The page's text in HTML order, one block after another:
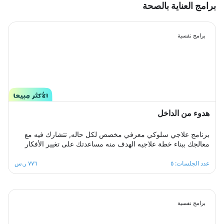
برامج العناية بالصحة
برامج نفسية
هدوء من الداخل
برنامج علاجي سلوكي معرفي مخصص لكل حاله, تتشارك فيه مع
معالجك ببناء خطة علاجيه الهدف منه مساعدتك على تغيير الأفكار
اوشك يعتريك ، معالجك سيكون الى جانبك خطوة بخطوة ليساعدك
على تخطي ازمة التوتر والقلق المفرط لتعود لك الطمأنينة
عدد الجلسات: ٥ ٧٧٦ ر.س
برامج نفسية